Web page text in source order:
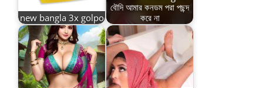
new bangla 3x golpo
বৌদি আমার কনডম পরা পছন্দ
করে না